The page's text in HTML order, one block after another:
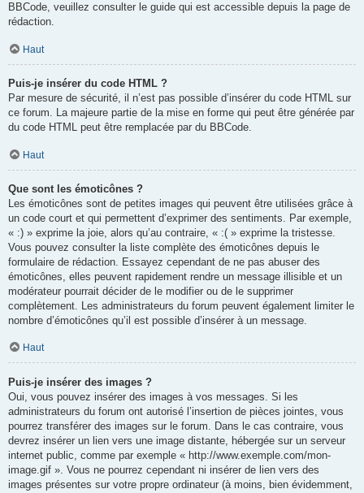
BBCode, veuillez consulter le guide qui est accessible depuis la page de
rédaction.
Haut
Puis-je insérer du code HTML ?
Par mesure de sécurité, il n’est pas possible d’insérer du code HTML sur
ce forum. La majeure partie de la mise en forme qui peut être générée par
du code HTML peut être remplacée par du BBCode.
Haut
Que sont les émoticônes ?
Les émoticônes sont de petites images qui peuvent être utilisées grâce à
un code court et qui permettent d’exprimer des sentiments. Par exemple,
« :) » exprime la joie, alors qu’au contraire, « :( » exprime la tristesse.
Vous pouvez consulter la liste complète des émoticônes depuis le
formulaire de rédaction. Essayez cependant de ne pas abuser des
émoticônes, elles peuvent rapidement rendre un message illisible et un
modérateur pourrait décider de le modifier ou de le supprimer
complètement. Les administrateurs du forum peuvent également limiter le
nombre d’émoticônes qu’il est possible d’insérer à un message.
Haut
Puis-je insérer des images ?
Oui, vous pouvez insérer des images à vos messages. Si les
administrateurs du forum ont autorisé l’insertion de pièces jointes, vous
pourrez transférer des images sur le forum. Dans le cas contraire, vous
devrez insérer un lien vers une image distante, hébergée sur un serveur
internet public, comme par exemple « http://www.exemple.com/mon-
image.gif ». Vous ne pourrez cependant ni insérer de lien vers des
images présentes sur votre propre ordinateur (à moins, bien évidemment,